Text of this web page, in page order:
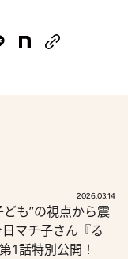
2026.03.14
ども”の視点から震
マチ子さん『る
1話特別公開！